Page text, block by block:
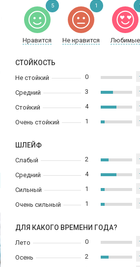
Нравится Не нравится Любимые
5 1
СТОЙКОСТЬ
Не стойкий
Средний
Стойкий
Очень стойкий
0
3
4
1
ШЛЕЙФ
Слабый
Средний
Сильный
Очень сильный
2
4
1
1
ДЛЯ КАКОГО ВРЕМЕНИ ГОДА?
Лето
Осень
0
2